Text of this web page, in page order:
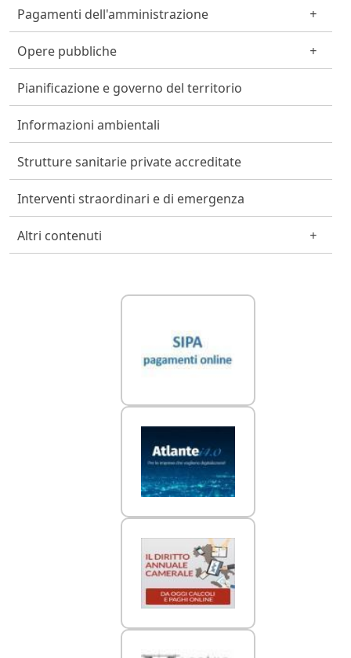
Pagamenti dell'amministrazione
Opere pubbliche
Pianificazione e governo del territorio
Informazioni ambientali
Strutture sanitarie private accreditate
Interventi straordinari e di emergenza
Altri contenuti